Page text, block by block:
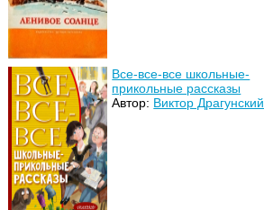
Все-все-все школьные-
прикольные рассказы
Автор: Виктор Драгунский